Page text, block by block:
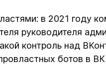
в 2021 году
руководителя
контроль над
ботов в ВК